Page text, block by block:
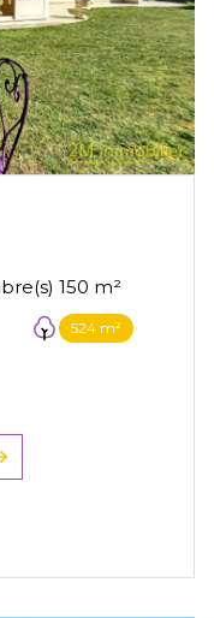
Maison 7 pièce(s) 4 chambre(s) 150 m²
524 m²